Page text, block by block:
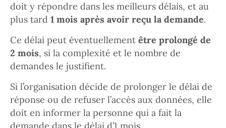
doit y répondre dans les meilleurs délais, et au
plus tard 1 mois après avoir reçu la demande.
Ce délai peut éventuellement être prolongé de
2 mois, si la complexité et le nombre de
demandes le justifient.
Si l’organisation décide de prolonger le délai de
réponse ou de refuser l’accès aux données, elle
doit en informer la personne qui a fait la